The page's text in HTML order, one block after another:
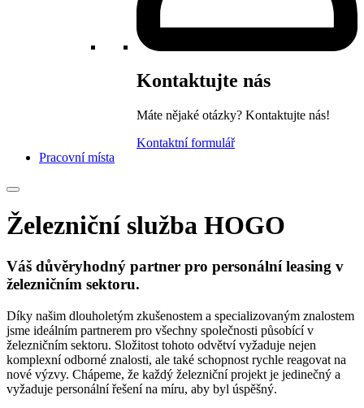
Kontaktujte nás
Máte nějaké otázky? Kontaktujte nás!
Kontaktní formulář
Pracovní místa
Železniční služba HOGO
Váš důvěryhodný partner pro personální leasing v
železničním sektoru.
Díky našim dlouholetým zkušenostem a specializovaným znalostem
jsme ideálním partnerem pro všechny společnosti působící v
železničním sektoru. Složitost tohoto odvětví vyžaduje nejen
komplexní odborné znalosti, ale také schopnost rychle reagovat na
nové výzvy. Chápeme, že každý železniční projekt je jedinečný a
vyžaduje personální řešení na míru, aby byl úspěšný.